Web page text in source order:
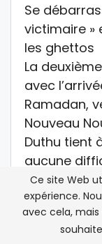
Se
victimaire »
les ghettos
La
avec
Ramadan,
Nouveau
Duthu tient
aucune
journée.
les
beaucoup.
notre
Ce site Web
expérience.
avec cela, mais